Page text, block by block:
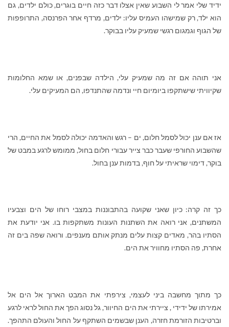
ידיד שלי אמר לי השבוע שאין אצלו דבר כזה חיים בוגרים, כולם ילדים, גם
הוא ילד, רק שמישהו העמיס עליו: ילדים, מרדף אחר הפרנסה, התרופפות
של הגוף וגמגום רגשי שמעיק עליו בבוקר.
אני תוהה אם זה מה שמעיק עלי, הילדה שבפנים, או שמא החלומות
שקיוויתי שישתקפו ביומיום חיי ונדמה שהתנדפו, הם המעיקים עלי.
אז אם ענן יכול לסמל חלום, ים – רגש והאדמה יכולה לסמל את החיים, הרי
שהשבוע החורפי שעבר כבר צייר עבורי חלום בחול, ממומש לרגע במבט של
בוקר, דימוי שראיתי על חוף, בדמות ענן בחול.
כך זה קרה: כיון שאני שקועה בהתבוננות במצבי רוחו של הים וצבעיו
המשתנים, אני רואה את השתנות העונות משתקפות בו. אני יודעת את
הסתיו בהר, מאדים קצות עלים מנתק אותם מענפים. ורואה שפה בים זה
אחרת, פה הסתיו מחוויר את הים.
כך מתוך מחשבה ביני לעצמי, צירפתי את המבט הארוך אל הים אל
אמירתו של ידידי , ציירתי את הים החיוור, גל נסוג הפך את החול לראי לרגע
וברטיבות הזורמת חזרה, הענן שבשמים השתקף על החול והעולם התהפך.